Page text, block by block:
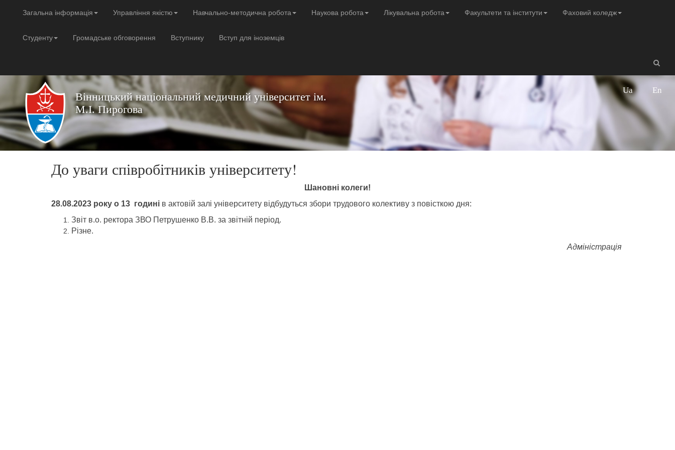
Загальна інформація Управління якістю Навчально-методична робота Наукова робота Лікувальна робота Факультети та інститути Фаховий коледж
Студенту Громадське обговорення Вступнику Вступ для іноземців
Вінницький національний медичний університет ім.
М.І. Пирогова
Ua En
До уваги співробітників університету!
Шановні колеги!
28.08.2023 року о 13 годині в актовій залі університету відбудуться збори трудового колективу з повісткою дня:
Звіт в.о. ректора ЗВО Петрушенко В.В. за звітній період.
Різне.
Адміністрація